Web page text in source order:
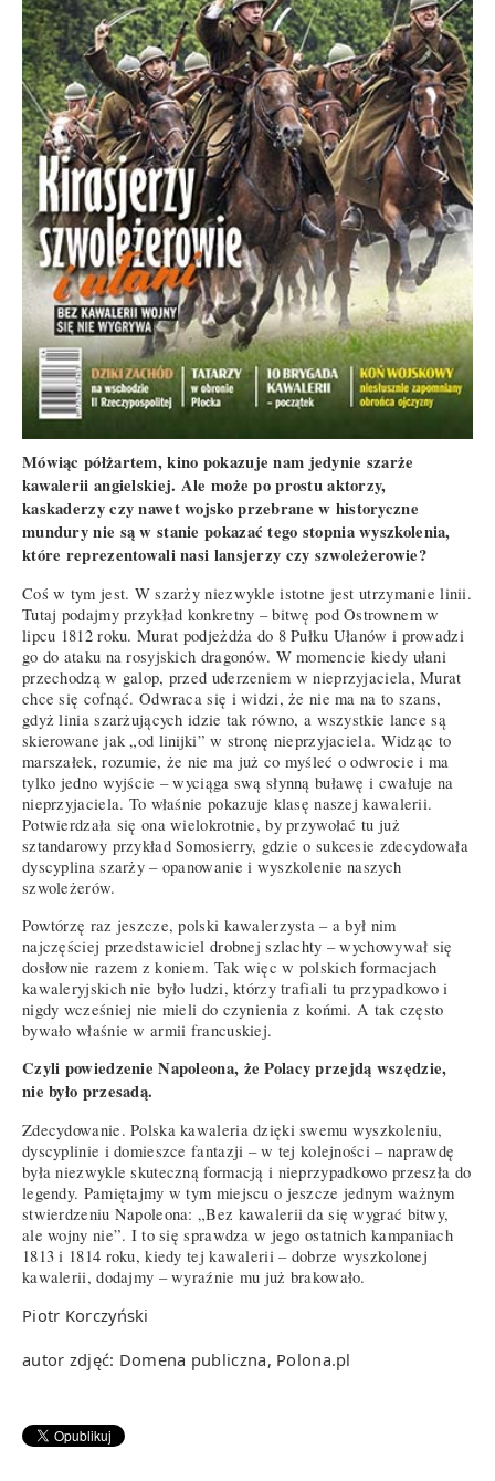
Mówiąc półżartem, kino pokazuje nam jedynie szarże
kawalerii angielskiej. Ale może po prostu aktorzy,
kaskaderzy czy nawet wojsko przebrane w historyczne
mundury nie są w stanie pokazać tego stopnia wyszkolenia,
które reprezentowali nasi lansjerzy czy szwoleżerowie?
Coś w tym jest. W szarży niezwykle istotne jest utrzymanie linii.
Tutaj podajmy przykład konkretny – bitwę pod Ostrownem w
lipcu 1812 roku. Murat podjeżdża do 8 Pułku Ułanów i prowadzi
go do ataku na rosyjskich dragonów. W momencie kiedy ułani
przechodzą w galop, przed uderzeniem w nieprzyjaciela, Murat
chce się cofnąć. Odwraca się i widzi, że nie ma na to szans,
gdyż linia szarżujących idzie tak równo, a wszystkie lance są
skierowane jak „od linijki” w stronę nieprzyjaciela. Widząc to
marszałek, rozumie, że nie ma już co myśleć o odwrocie i ma
tylko jedno wyjście – wyciąga swą słynną buławę i cwałuje na
nieprzyjaciela. To właśnie pokazuje klasę naszej kawalerii.
Potwierdzała się ona wielokrotnie, by przywołać tu już
sztandarowy przykład Somosierry, gdzie o sukcesie zdecydowała
dyscyplina szarży – opanowanie i wyszkolenie naszych
szwoleżerów.
Powtórzę raz jeszcze, polski kawalerzysta – a był nim
najczęściej przedstawiciel drobnej szlachty – wychowywał się
dosłownie razem z koniem. Tak więc w polskich formacjach
kawaleryjskich nie było ludzi, którzy trafiali tu przypadkowo i
nigdy wcześniej nie mieli do czynienia z końmi. A tak często
bywało właśnie w armii francuskiej.
Czyli powiedzenie Napoleona, że Polacy przejdą wszędzie,
nie było przesadą.
Zdecydowanie. Polska kawaleria dzięki swemu wyszkoleniu,
dyscyplinie i domieszce fantazji – w tej kolejności – naprawdę
była niezwykle skuteczną formacją i nieprzypadkowo przeszła do
legendy. Pamiętajmy w tym miejscu o jeszcze jednym ważnym
stwierdzeniu Napoleona: „Bez kawalerii da się wygrać bitwy,
ale wojny nie”. I to się sprawdza w jego ostatnich kampaniach
1813 i 1814 roku, kiedy tej kawalerii – dobrze wyszkolonej
kawalerii, dodajmy – wyraźnie mu już brakowało.
Piotr Korczyński
autor zdjęć: Domena publiczna, Polona.pl